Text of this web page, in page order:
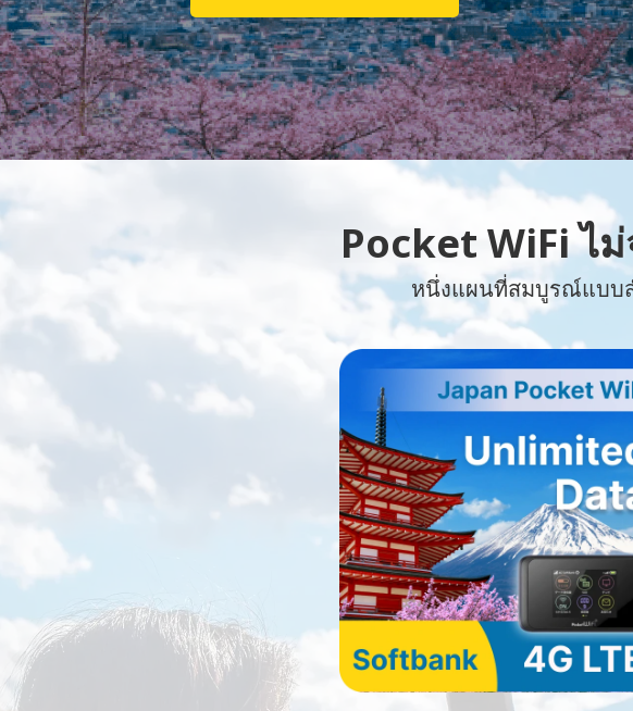
Pocket WiFi ไ
หนึ่งแผนที่สมบูรณ์แบบส